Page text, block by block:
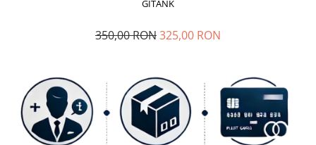
Nissan
Opel
Porsche
GITANK
350,00 RON325,00 RON